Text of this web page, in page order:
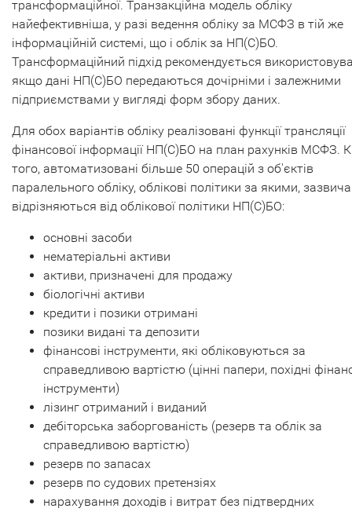
трансформаційної. Транзакційна модель обліку
найефективніша, у разі ведення обліку за МСФЗ в тій же
інформаційній системі, що і облік за НП(С)БО.
Трансформаційний підхід рекомендується
якщо дані НП(С)БО передаються дочірніми і залежними
підприємствами у вигляді форм збору даних.
Для обох варіантів обліку реалізовані функції трансляції
фінансової інформації НП(С)БО на план рахунків МСФЗ.
того, автоматизовані більше 50 операцій з об'єктів
паралельного обліку, облікові політики за якими,
відрізняються від облікової політики НП(С)БО:
основні засоби
нематеріальні активи
активи, призначені для продажу
біологічні активи
кредити і позики отримані
позики видані та депозити
фінансові інструменти, які обліковуються за
справедливою вартістю (цінні папери, похідні
інструменти)
лізинг отриманий і виданий
дебіторська заборгованість (резерв та облік за
справедливою вартістю)
резерв по запасах
резерв по судових претензіях
нарахування доходів і витрат без підтвердних